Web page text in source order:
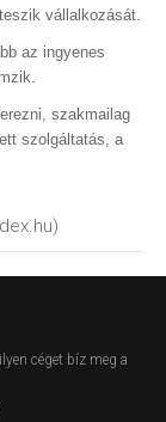
vállalkozását.
az ingyenes
szakmailag
szolgáltatás, a
céget bíz meg a